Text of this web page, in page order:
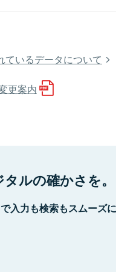
ているデータについて
更案内
ルの確かさを。
入力も検索もスムーズ